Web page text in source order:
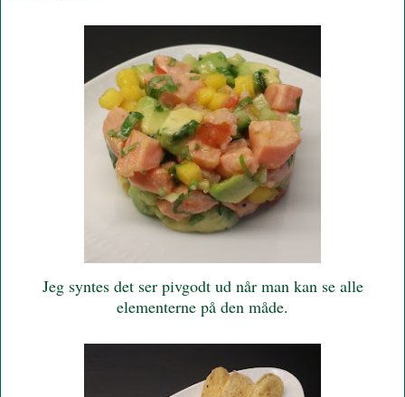
Jeg syntes det ser pivgodt ud når man kan se alle
elementerne på den måde.